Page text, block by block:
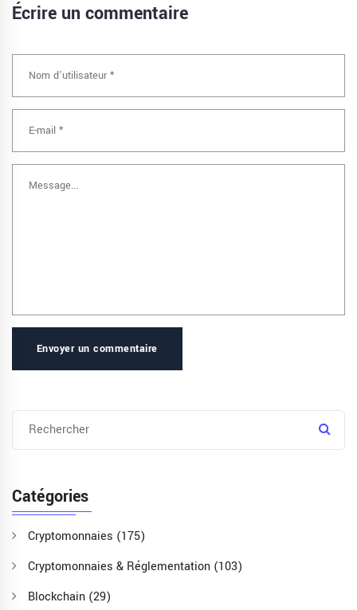
Écrire un commentaire
Envoyer un commentaire
Catégories
Cryptomonnaies (175)
Cryptomonnaies & Réglementation (103)
Blockchain (29)